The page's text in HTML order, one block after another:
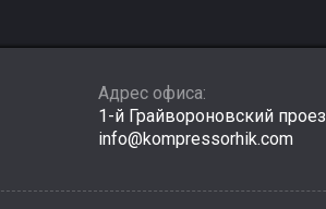
Адрес офиса:
1-й Грайвороновский
info@kompressorhik.com